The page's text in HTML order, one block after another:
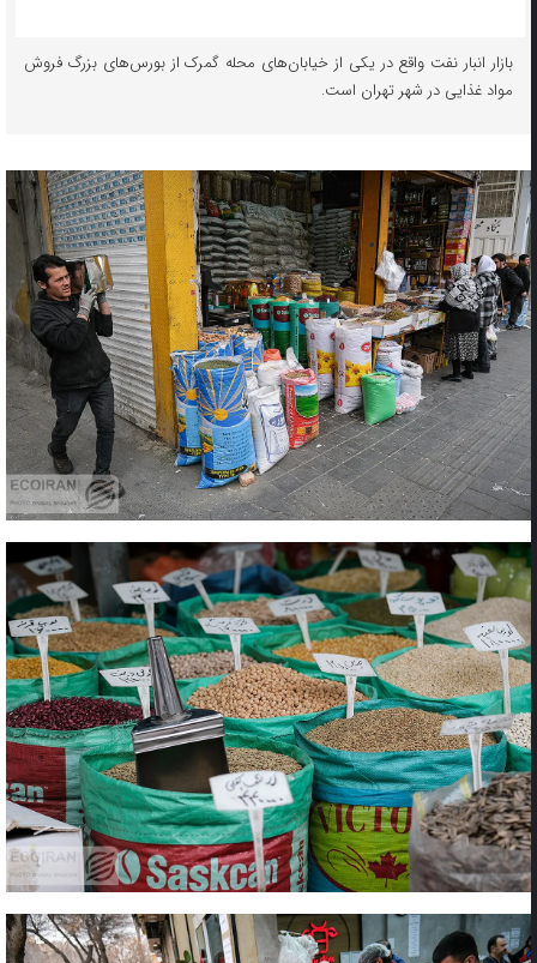
بازار انبار نفت واقع در یکی از خیابان‌های محله گمرک از بورس‌های بزرگ فروش
مواد غذایی در شهر تهران است.